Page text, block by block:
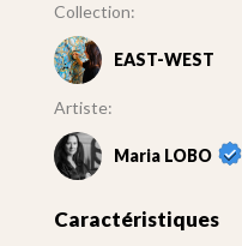
Collection:
EAST-WEST
Artiste:
Maria LOBO
Caractéristiques